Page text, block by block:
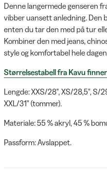
Denne langermede genseren
vibber uansett anledning. Den
enten du tar den med på tur
Kombiner den med jeans,
style og komfortabel hele
Størrelsestabell fra Kavu
Lengde: XXS/28", XS/28,5", S/
XXL/31" (tommer).
Materiale: 55 % akryl, 45 %
Passform: Avslappet.